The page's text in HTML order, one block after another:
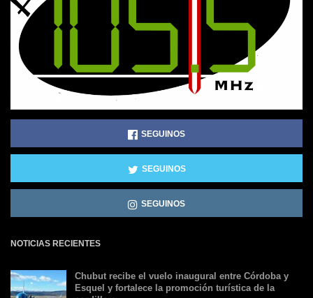
SEGUINOS
SEGUINOS
SEGUINOS
NOTICIAS RECIENTES
Chubut recibe el vuelo inaugural entre Córdoba y
Esquel y fortalece la promoción turística de la